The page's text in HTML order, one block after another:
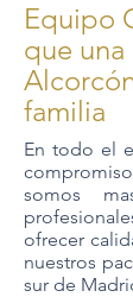
Equipo
que
familia
En todo el
somos
ofrecer
nuestros
sur de